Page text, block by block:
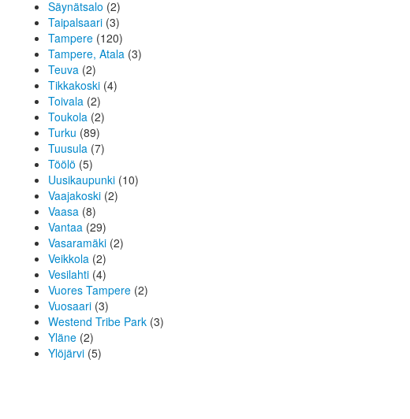
Säynätsalo (2)
Taipalsaari (3)
Tampere (120)
Tampere, Atala (3)
Teuva (2)
Tikkakoski (4)
Toivala (2)
Toukola (2)
Turku (89)
Tuusula (7)
Töölö (5)
Uusikaupunki (10)
Vaajakoski (2)
Vaasa (8)
Vantaa (29)
Vasaramäki (2)
Veikkola (2)
Vesilahti (4)
Vuores Tampere (2)
Vuosaari (3)
Westend Tribe Park (3)
Yläne (2)
Ylöjärvi (5)